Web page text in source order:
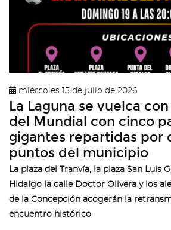
miércoles 15 de julio de 2026
La Laguna se vuelca
del Mundial con cinco
gigantes repartidas por
puntos del municipio
La plaza del Tranvía, la plaza San Luis
Hidalgo la calle Doctor Olivera y los
de la Concepción acogerán la
encuentro histórico